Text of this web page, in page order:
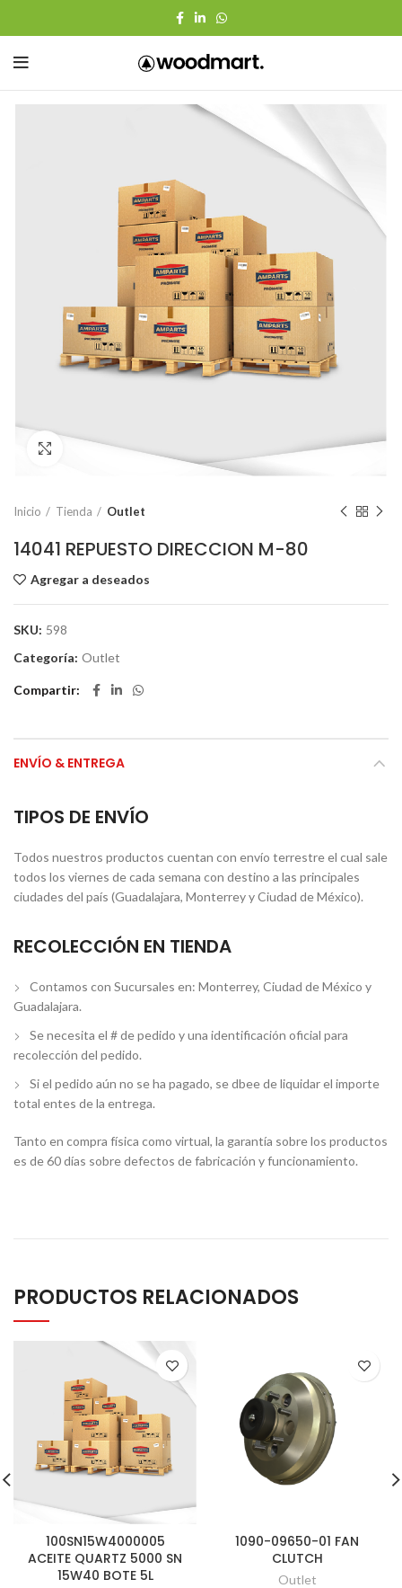
Click to enlarge
Inicio Tienda Outlet
14041 REPUESTO DIRECCION M-80
Agregar a deseados
SKU: 598
Categoría: Outlet
Compartir
ENVÍO & ENTREGA
TIPOS DE ENVÍO
Todos nuestros productos cuentan con envío terrestre el cual sale
todos los viernes de cada semana con destino a las principales
ciudades del país (Guadalajara, Monterrey y Ciudad de México).
RECOLECCIÓN EN TIENDA
Contamos con Sucursales en: Monterrey, Ciudad de México y
Guadalajara.
Se necesita el # de pedido y una identificación oficial para
recolección del pedido.
Si el pedido aún no se ha pagado, se dbee de liquidar el importe
total entes de la entrega.
Tanto en compra física como virtual, la garantía sobre los productos
es de 60 días sobre defectos de fabricación y funcionamiento.
PRODUCTOS RELACIONADOS
100SN15W4000005
ACEITE QUARTZ 5000 SN
15W40 BOTE 5L
1090-09650-01 FAN
CLUTCH
Outlet